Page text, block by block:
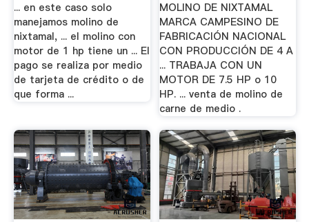
... en este caso solo
manejamos molino de
nixtamal, ... el molino con
motor de 1 hp tiene un ... El
pago se realiza por medio
de tarjeta de crédito o de
que forma ...
MOLINO DE NIXTAMAL
MARCA CAMPESINO DE
FABRICACIÓN NACIONAL
CON PRODUCCIÓN DE 4 A
... TRABAJA CON UN
MOTOR DE 7.5 HP o 10
HP. ... venta de molino de
carne de medio .